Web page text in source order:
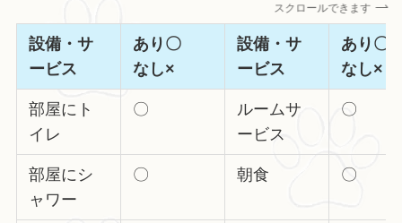
スクロールできます
設備・サ
ービス
あり〇
なし×
設備・サ
ービス
あり
なし×
部屋にト
イレ
〇
ルームサ
ービス
〇
部屋にシ
ャワー
〇 朝食 〇